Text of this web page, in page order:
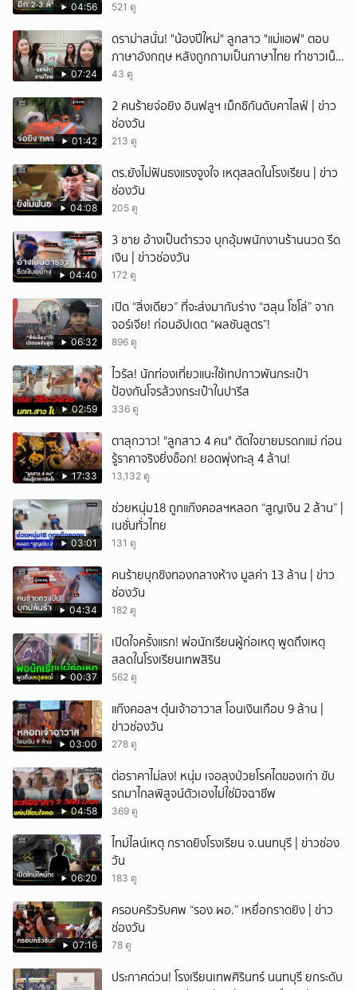
04:56 521 ดู
07:24
ดราม่าสนั่น! "น้องปีใหม่" ลูกสาว "แม่แอฟ" ตอบ
ภาษาอังกฤษ หลังถูกถามเป็นภาษาไทย ทำชาวเน็ต
ถกสนั่น!
43 ดู
01:42
2 คนร้ายจ่อยิง อินฟลูฯ เม็กซิกันดับคาไลฟ์ | ข่าว
ช่องวัน
213 ดู
04:08
ตร.ยังไม่ฟันธงแรงจูงใจ เหตุสลดในโรงเรียน | ข่าว
ช่องวัน
205 ดู
04:40
3 ชาย อ้างเป็นตำรวจ บุกอุ้มพนักงานร้านนวด รีด
เงิน | ข่าวช่องวัน
172 ดู
06:32
เปิด “สิ่งเดียว” ที่จะส่งมากับร่าง “ฮลุน โซโล่” จาก
จอร์เจีย! ก่อนอัปเดต “ผลชันสูตร”!
896 ดู
02:59
ไวรัล! นักท่องเที่ยวแนะใช้เทปกาวพันกระเป๋า
ป้องกันโจรล้วงกระเป๋าในปารีส
336 ดู
17:33
ตาลุกวาว! "ลูกสาว 4 คน" ตัดใจขายมรดกแม่ ก่อน
รู้ราคาจริงยิ่งช็อก! ยอดพุ่งทะลุ 4 ล้าน!
13,132 ดู
03:01
ช่วยหนุ่ม18 ถูกแก๊งคอลฯหลอก “สูญเงิน 2 ล้าน” |
เนชั่นทั่วไทย
131 ดู
04:34
คนร้ายบุกชิงทองกลางห้าง มูลค่า 13 ล้าน | ข่าว
ช่องวัน
182 ดู
00:37
เปิดใจครั้งแรก! พ่อนักเรียนผู้ก่อเหตุ พูดถึงเหตุ
สลดในโรงเรียนเทพสิริน
562 ดู
03:00
แก๊งคอลฯ ตุ๋นเจ้าอาวาส โอนเงินเกือบ 9 ล้าน |
ข่าวช่องวัน
278 ดู
04:58
ต่อราคาไม่ลง! หนุ่ม เจอลุงป่วยโรคไตของเก่า ขับ
รถมาไกลพิสูจน์ตัวเองไม่ใช่มิจฉาชีพ
369 ดู
06:20
ไทม์ไลน์เหตุ กราดยิงโรงเรียน จ.นนทบุรี | ข่าวช่อง
วัน
183 ดู
07:16
ครอบครัวรับศพ “รอง ผอ.” เหยื่อกราดยิง | ข่าว
ช่องวัน
78 ดู
ประกาศด่วน! โรงเรียนเทพศิรินทร์ นนทบุรี ยกระดับ